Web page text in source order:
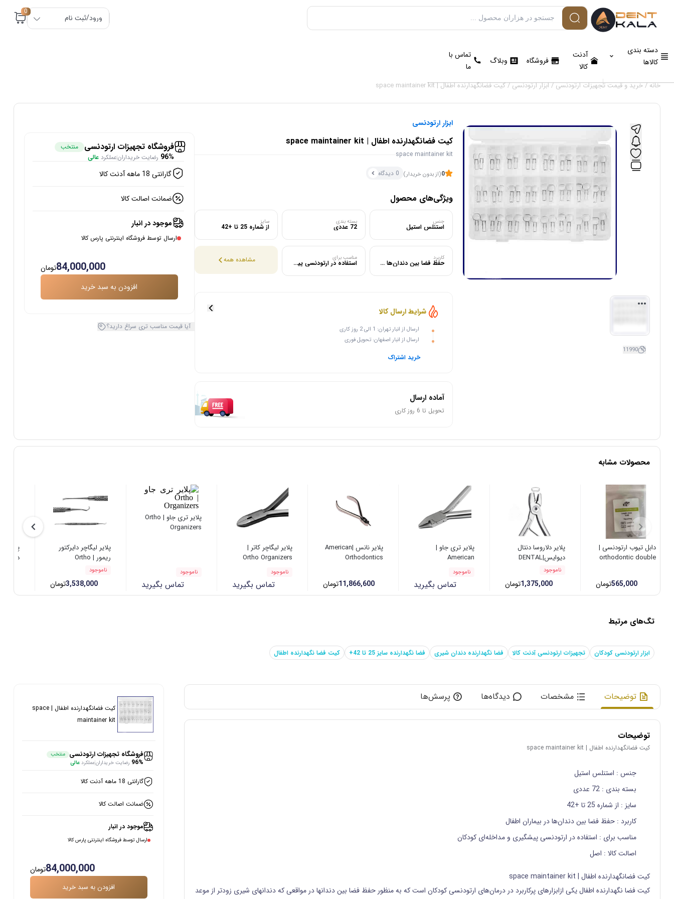
ورود/ثبت نام
0
دسته بندی
کالاها
آدنت
کالا
فروشگاه وبلاگ
تماس با
ما
خانه/خرید و قیمت تجهیزات ارتودنسی/ابزار ارتودنسی/ كيت فضانگهدارنده اطفال | space maintainer kit
11990
ابزار ارتودنسی
كيت فضانگهدارنده اطفال | space maintainer kit
space maintainer kit
0(از بدون خریدار) 0 دیدگاه
ویژگی‌های محصول
جنس
استنلس استیل
بسته بندی
72 عددی
سایز
از شماره 25 تا +42
کاربرد
حفظ فضا بین دندان‌ها در بیماران اطفال
مناسب برای
استفاده در ارتودنسی پیشگیری و مداخله‌ای کودکان مشاهده همه
شرایط ارسال کالا
ارسال از انبار تهران: 1 الی 2 روز کاری
ارسال از انبار اصفهان: تحویل فوری
خرید اشتراک
آماده ارسال
تحویل تا 6 روز کاری
فروشگاه تجهیزات ارتودنسی منتخب
96% رضایت خریدارانعملکردعالی
گارانتی 18 ماهه آدنت کالا
ضمانت اصالت کالا
موجود در انبار
ارسال توسط فروشگاه اینترنتی پارس کالا
افزودن به سبد خرید
84,000,000تومان
آیا قیمت مناسب تری سراغ دارید؟
محصولات مشابه
دابل تیوب ارتودنسی |
orthodontic double
565,000تومان
پلایر دلاروسا دنتال
دیوایس|DENTAL
DEVICES
ناموجود
1,375,000تومان
پلایر تری جاو |
American
Orthodontics
ناموجود
تماس بگیرید
پلایر نانس |American
Orthodontics
11,866,600تومان
پلایر لیگاچر کاتر |
Ortho Organizers
ناموجود
تماس بگیرید
پلایر تری جاو | Ortho
Organizers
ناموجود
تماس بگیرید
پلایر لیگاچر دایرکتور
ریمور | Ortho
Organizers
ناموجود
3,538,000تومان
پلایر
تگ‌های مرتبط
ابزار ارتودنسی کودکان تجهیزات ارتودنسی آدنت کالا فضا نگهدارنده دندان شیری فضا نگهدارنده سایز 25 تا 42+ کیت فضا نگهدارنده اطفال
توضیحات مشخصات دیدگاه‌ها پرسش‌ها
توضیحات
كيت فضانگهدارنده اطفال | space maintainer kit
جنس : استنلس استیل
بسته بندی : 72 عددی
سایز : از شماره 25 تا +42
کاربرد : حفظ فضا بین دندان‌ها در بیماران اطفال
مناسب برای : استفاده در ارتودنسی پیشگیری و مداخله‌ای کودکان
اصالت کالا : اصل
كيت فضانگهدارنده اطفال | space maintainer kit
کیت فضا نگهدارنده اطفال یکی ازابزارهای پرکاربرد در درمان‌های ارتودنسی کودکان است که به منظور حفظ فضا بین دندانها در مواقعی که دندانهای شیری زودتر از موعد
كيت فضانگهدارنده اطفال | space
maintainer kit
فروشگاه تجهیزات ارتودنسی منتخب
96% رضایت خریدارانعملکردعالی
گارانتی 18 ماهه آدنت کالا
ضمانت اصالت کالا
موجود در انبار
ارسال توسط فروشگاه اینترنتی پارس کالا
افزودن به سبد خرید
84,000,000تومان